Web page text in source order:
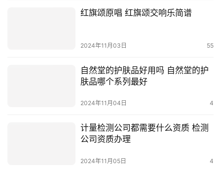
红旗颂原唱 红旗颂交响乐简谱
2024年11月03日 55
自然堂的护肤品好用吗 自然堂的护
肤品哪个系列最好
2024年11月04日 4
计量检测公司都需要什么资质 检测
公司资质办理
2024年11月05日 4